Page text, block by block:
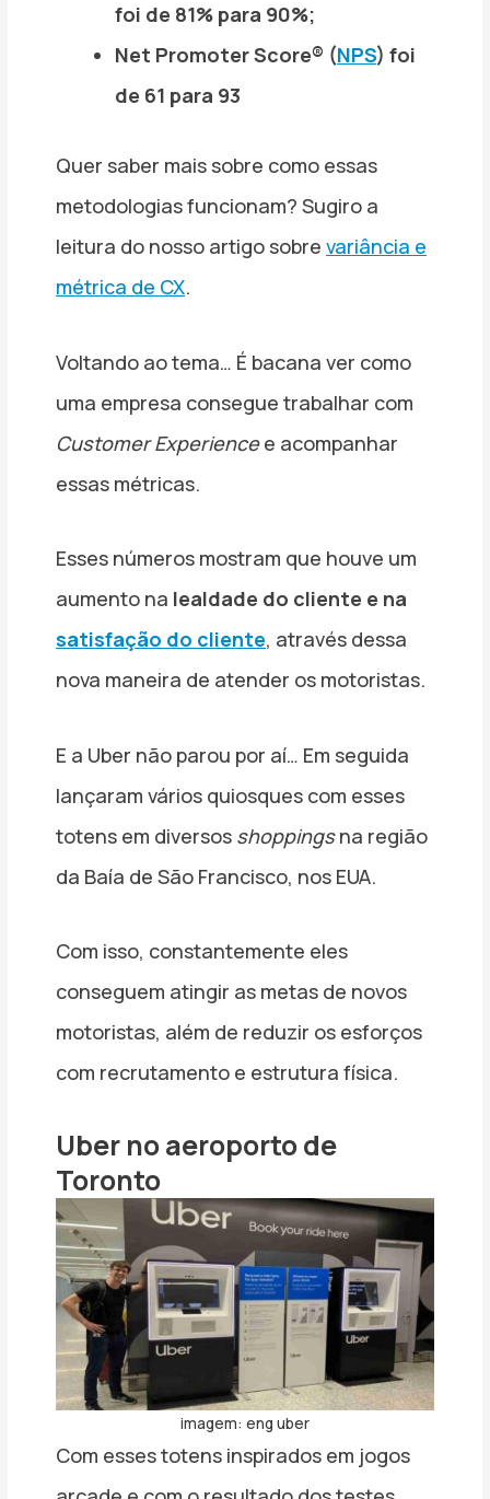
foi de 81% para 90%;
Net Promoter Score® (NPS) foi
de 61 para 93
Quer saber mais sobre como essas
metodologias funcionam? Sugiro a
leitura do nosso artigo sobrevariância e
métrica de CX.
Voltando ao tema… É bacana ver como
uma empresa consegue trabalhar com
Customer Experiencee acompanhar
essas métricas.
Esses números mostram que houve um
aumento na lealdade do cliente e na
satisfação do cliente, através dessa
nova maneira de atender os motoristas.
E a Uber não parou por aí… Em seguida
lançaram vários quiosques com esses
totens em diversos shoppingsna região
da Baía de São Francisco, nos EUA.
Com isso, constantemente eles
conseguem atingir as metas de novos
motoristas, além de reduzir os esforços
com recrutamento e estrutura física.
Uber no aeroporto de
Toronto
imagem: eng uber
Com esses totens inspirados em jogos